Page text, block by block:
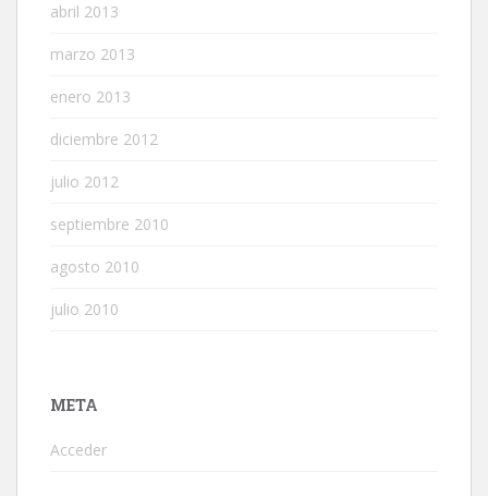
abril 2013
marzo 2013
enero 2013
diciembre 2012
julio 2012
septiembre 2010
agosto 2010
julio 2010
META
Acceder